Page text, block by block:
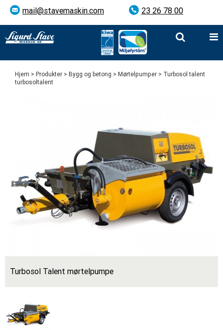
mail@stavemaskin.com 23 26 78 00
Hjem > Produkter > Bygg og betong > Mørtelpumper > Turbosol talent
turbosoltalent
Turbosol Talent mørtelpumpe